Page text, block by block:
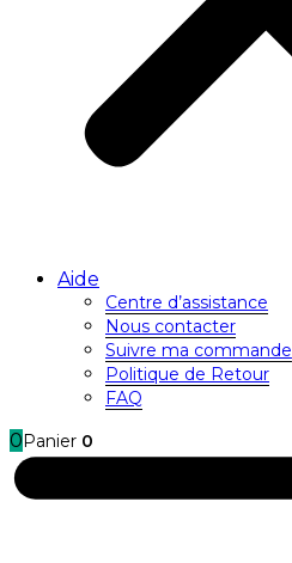
Aide
Centre d’assistance
Nous contacter
Suivre ma commande
Politique de Retour
FAQ
0 Panier 0